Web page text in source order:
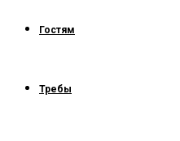
Гостям
Требы